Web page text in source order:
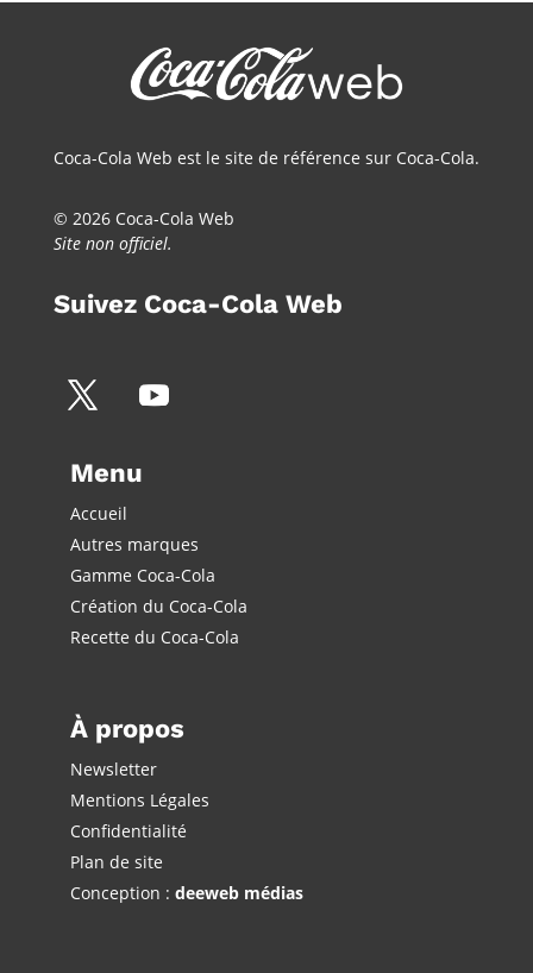
Coca-Cola Web est le site de référence sur Coca-Cola.
© 2026 Coca-Cola Web
Site non officiel.
Suivez Coca-Cola Web
Menu
Accueil
Autres marques
Gamme Coca-Cola
Création du Coca-Cola
Recette du Coca-Cola
À propos
Newsletter
Mentions Légales
Confidentialité
Plan de site
Conception : deeweb médias